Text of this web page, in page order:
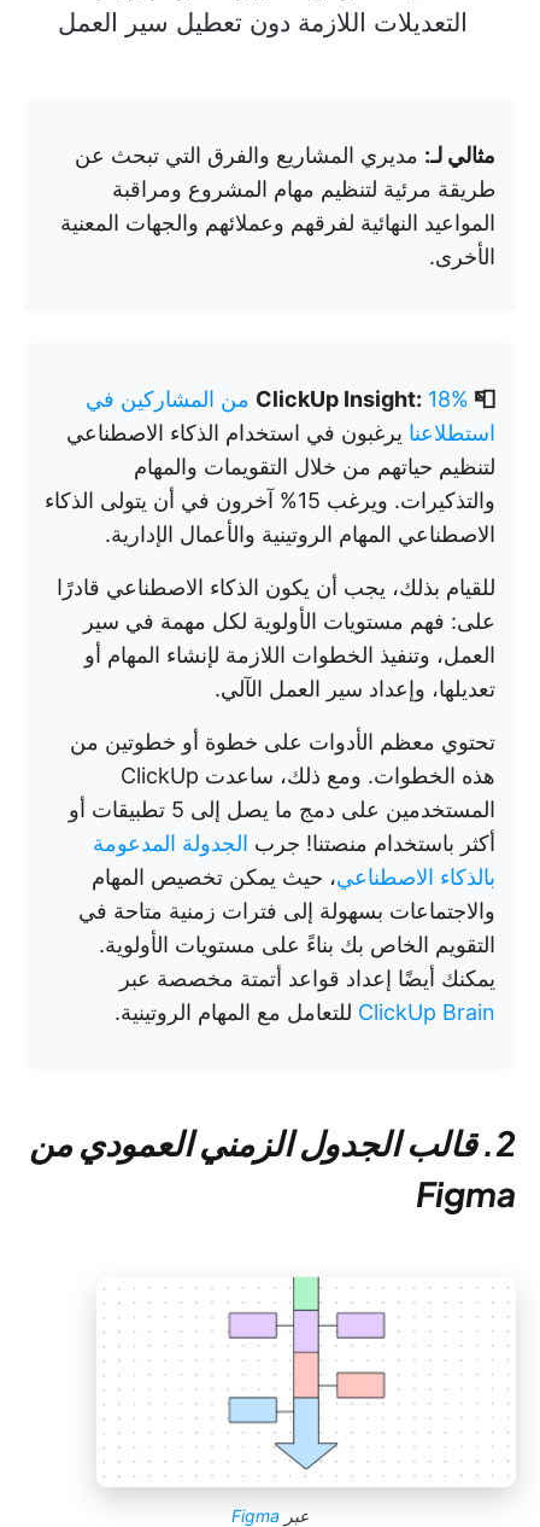
التعديلات اللازمة دون تعطيل سير العمل
مثالي لـ: مديري المشاريع والفرق التي تبحث عن
طريقة مرئية لتنظيم مهام المشروع ومراقبة
المواعيد النهائية لفرقهم وعملائهم والجهات المعنية
الأخرى.
📮 ClickUp Insight:
18% من المشاركين في
استطلاعنا يرغبون في استخدام الذكاء الاصطناعي
لتنظيم حياتهم من خلال التقويمات والمهام
والتذكيرات. ويرغب 15% آخرون في أن يتولى الذكاء
الاصطناعي المهام الروتينية والأعمال الإدارية.
للقيام بذلك، يجب أن يكون الذكاء الاصطناعي قادرًا
على: فهم مستويات الأولوية لكل مهمة في سير
العمل، وتنفيذ الخطوات اللازمة لإنشاء المهام أو
تعديلها، وإعداد سير العمل الآلي.
تحتوي معظم الأدوات على خطوة أو خطوتين من
هذه الخطوات. ومع ذلك، ساعدت ClickUp
المستخدمين على دمج ما يصل إلى 5 تطبيقات أو
أكثر باستخدام منصتنا! جرب الجدولة المدعومة
بالذكاء الاصطناعي، حيث يمكن تخصيص المهام
والاجتماعات بسهولة إلى فترات زمنية متاحة في
التقويم الخاص بك بناءً على مستويات الأولوية.
يمكنك أيضًا إعداد قواعد أتمتة مخصصة عبر
ClickUp Brain للتعامل مع المهام الروتينية.
2. قالب الجدول الزمني العمودي من
Figma
عبر Figma